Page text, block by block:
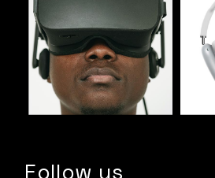
Follow us